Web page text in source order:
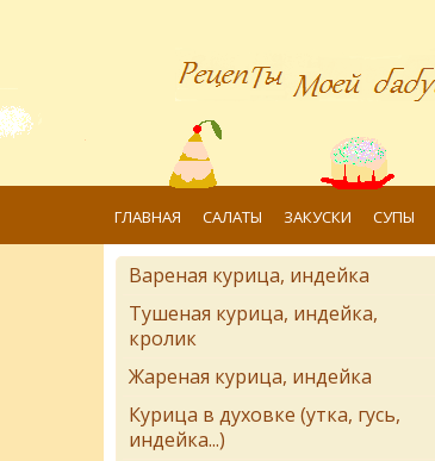
ГЛАВНАЯ САЛАТЫ ЗАКУСКИ СУПЫ
Вареная курица, индейка
Тушеная курица, индейка,
кролик
Жареная курица, индейка
Курица в духовке (утка, гусь,
индейка...)